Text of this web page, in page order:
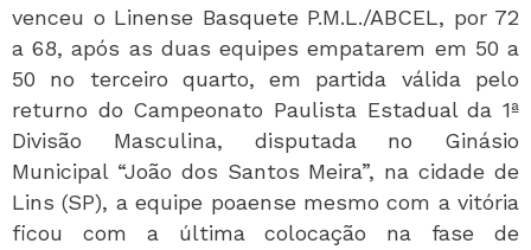
venceu o Linense Basquete P.M.L./ABCEL, por 72
a 68, após as duas equipes empatarem em 50 a
50 no terceiro quarto, em partida válida pelo
returno do Campeonato Paulista Estadual da 1ª
Divisão Masculina, disputada no Ginásio
Municipal “João dos Santos Meira”, na cidade de
Lins (SP), a equipe poaense mesmo com a vitória
ficou com a última colocação na fase de